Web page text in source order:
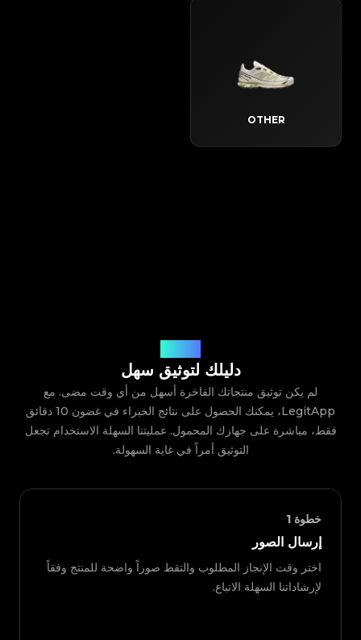
OTHER
دليلك لتوثيق سهل
لم يكن توثيق منتجاتك الفاخرة أسهل من أي وقت مضى. مع
LegitApp، يمكنك الحصول على نتائج الخبراء في غضون 10 دقائق
فقط، مباشرة على جهازك المحمول. عمليتنا السهلة الاستخدام تجعل
التوثيق أمراً في غاية السهولة.
خطوة 1
إرسال الصور
اختر وقت الإنجاز المطلوب والتقط صوراً واضحة للمنتج وفقاً
لإرشاداتنا السهلة الاتباع.